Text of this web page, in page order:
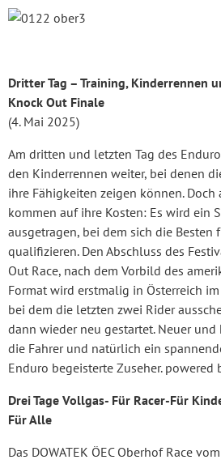
Dritter Tag – Training, Kinderrennen
Knock Out Finale
(4. Mai 2025)
Am dritten und letzten Tag des
den Kinderrennen weiter, bei denen
ihre Fähigkeiten zeigen können. Doch
kommen auf ihre Kosten: Es wird ein
ausgetragen, bei dem sich die Besten
qualifizieren. Den Abschluss des
Out Race, nach dem Vorbild des
Format wird erstmalig in Österreich
bei dem die letzten zwei Rider
dann wieder neu gestartet. Neuer
die Fahrer und natürlich ein
Enduro begeisterte Zuseher. powered
Drei Tage Vollgas- Für Racer-Für
Für Alle
Das DOWATEK ÖEC Oberhof Race